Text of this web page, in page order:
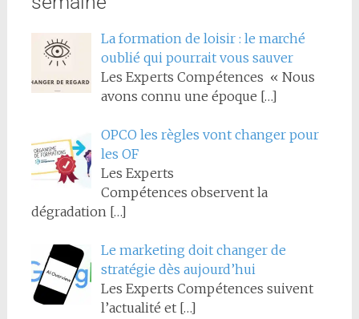
La formation de loisir : le marché
oublié qui pourrait vous sauver
Les Experts Compétences « Nous
avons connu une époque […]
OPCO les règles vont changer pour
les OF
Les Experts
Compétences observent la
dégradation […]
Le marketing doit changer de
stratégie dès aujourd’hui
Les Experts Compétences suivent
l’actualité et […]